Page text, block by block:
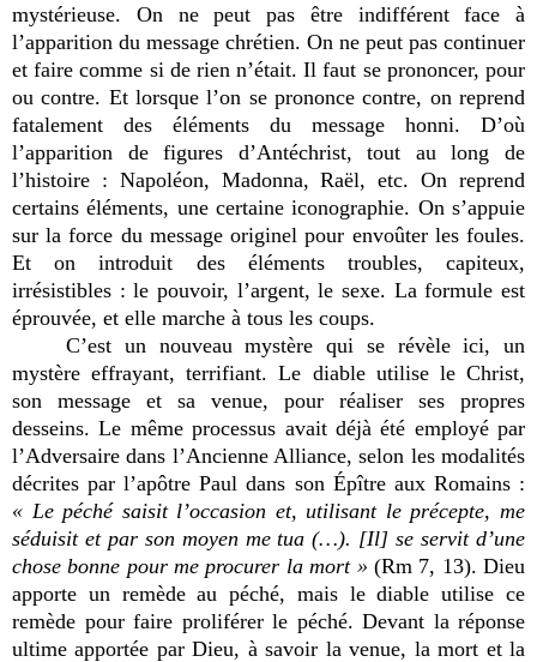
mystérieuse. On ne peut pas être indifférent face à
l’apparition du message chrétien. On ne peut pas continuer
et faire comme si de rien n’était. Il faut se prononcer, pour
ou contre. Et lorsque l’on se prononce contre, on reprend
fatalement des éléments du message honni. D’où
l’apparition de figures d’Antéchrist, tout au long de
l’histoire : Napoléon, Madonna, Raël, etc. On reprend
certains éléments, une certaine iconographie. On s’appuie
sur la force du message originel pour envoûter les foules.
Et on introduit des éléments troubles, capiteux,
irrésistibles : le pouvoir, l’argent, le sexe. La formule est
éprouvée, et elle marche à tous les coups.
C’est un nouveau mystère qui se révèle ici, un
mystère effrayant, terrifiant. Le diable utilise le Christ,
son message et sa venue, pour réaliser ses propres
desseins. Le même processus avait déjà été employé par
l’Adversaire dans l’Ancienne Alliance, selon les modalités
décrites par l’apôtre Paul dans son Épître aux Romains :
« Le péché saisit l’occasion et, utilisant le précepte, me
séduisit et par son moyen me tua (…). [Il] se servit d’une
chose bonne pour me procurer la mort » (Rm 7, 13). Dieu
apporte un remède au péché, mais le diable utilise ce
remède pour faire proliférer le péché. Devant la réponse
ultime apportée par Dieu, à savoir la venue, la mort et la